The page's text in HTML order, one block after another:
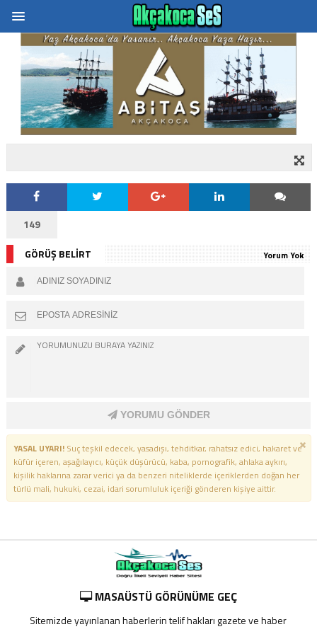
149
GÖRÜŞ BELİRT
Yorum Yok
YORUMU GÖNDER
YASAL UYARI!Suç teşkil edecek, yasadışı, tehditkar, rahatsız edici, hakaret ve
küfür içeren, aşağılayıcı, küçük düşürücü, kaba, pornografik, ahlaka aykırı,
kişilik haklarına zarar verici ya da benzeri niteliklerde içeriklerden doğan her
türlü mali, hukuki, cezai, idari sorumluluk içeriği gönderen kişiye aittir.
MASAÜSTÜ GÖRÜNÜME GEÇ
Sitemizde yayınlanan haberlerin telif hakları gazete ve haber